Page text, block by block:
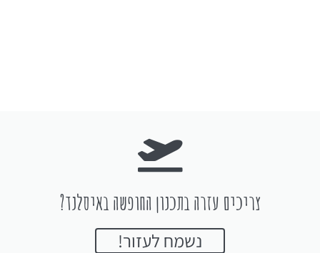
צריכים עזרה בתכנון החופשה באיסלנד?
נשמח לעזור!